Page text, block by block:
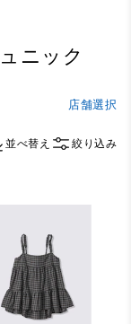
ニック
店舗選択
並べ替え 絞り込み